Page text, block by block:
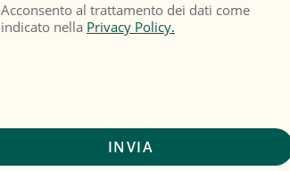
Acconsento al trattamento dei dati come
indicato nella Privacy Policy.